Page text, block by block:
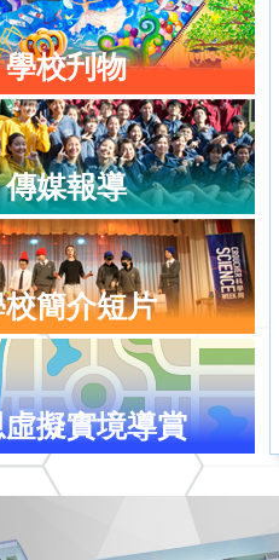
學校刋物
傳媒報導
簡介短片
擬實境導賞